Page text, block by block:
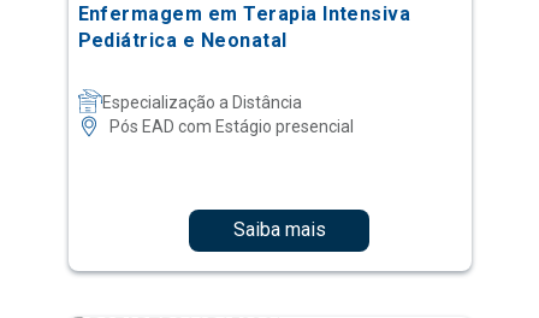
Enfermagem em Terapia Intensiva
Pediátrica e Neonatal
Especialização a Distância
Pós EAD com Estágio presencial
Saiba mais